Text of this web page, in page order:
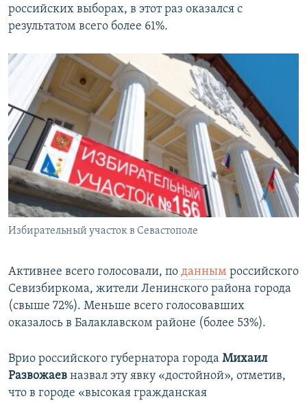
российских выборах, в этот раз оказался с
результатом всего более 61%.
Избирательный участок в Севастополе
Активнее всего голосовали, по данным российского
Севизбиркома, жители Ленинского района города
(свыше 72%). Меньше всего голосовавших
оказалось в Балаклавском районе (более 53%).
Врио российского губернатора города Михаил
Развожаев назвал эту явку «достойной», отметив,
что в городе «высокая гражданская